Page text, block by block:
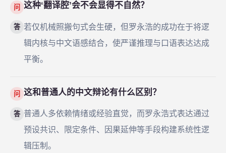
问 这种‘翻译腔’会不会显得不自然？
答 若仅机械照搬句式会生硬，但罗永浩的成功在于将逻
辑内核与中文语感结合，使严谨推理与口语表达达成
平衡。
问 这和普通人的中文辩论有什么区别？
答 普通人多依赖情绪或经验直觉，而罗永浩式表达通过
预设共识、限定条件、因果延伸等手段构建系统性逻
辑压制。